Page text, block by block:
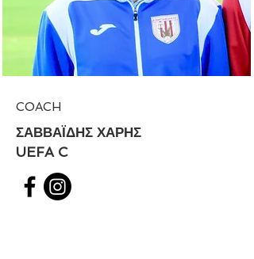
COACH
ΣΑΒΒΑΪΔΗΣ ΧΑΡΗΣ
UEFA C